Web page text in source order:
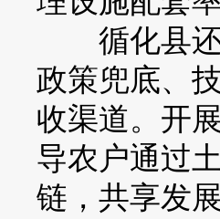
循化县还
政策兜底、
收渠道。开
导农户通过
链，共享发展